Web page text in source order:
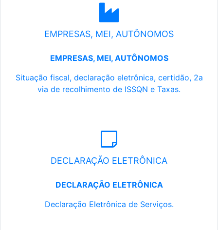
EMPRESAS, MEI, AUTÔNOMOS
EMPRESAS, MEI, AUTÔNOMOS
Situação fiscal, declaração eletrônica, certidão, 2a
via de recolhimento de ISSQN e Taxas.
DECLARAÇÃO ELETRÔNICA
DECLARAÇÃO ELETRÔNICA
Declaração Eletrônica de Serviços.